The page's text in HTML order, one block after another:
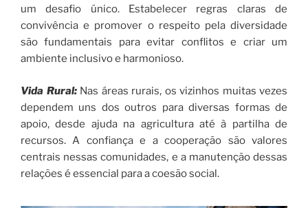
um desafio único. Estabelecer regras claras de
convivência e promover o respeito pela diversidade
são fundamentais para evitar conflitos e criar um
ambiente inclusivo e harmonioso.
Vida Rural:Nas áreas rurais, os vizinhos muitas vezes
dependem uns dos outros para diversas formas de
apoio, desde ajuda na agricultura até à partilha de
recursos. A confiança e a cooperação são valores
centrais nessas comunidades, e a manutenção dessas
relações é essencial para a coesão social.